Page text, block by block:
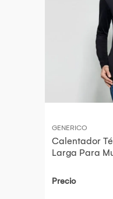
GENERICO
Calentador
Larga Para
Precio